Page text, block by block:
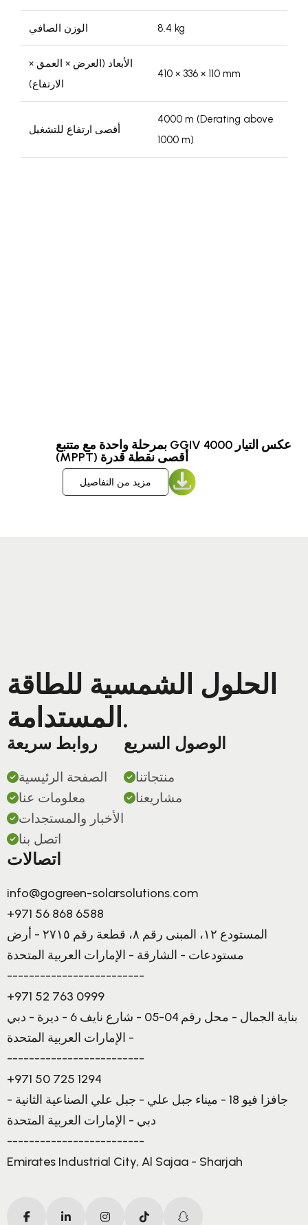
الوزن الصافي 8.4 kg
الأبعاد (العرض × العمق ×
الارتفاع)
410 × 336 × 110 mm
أقصى ارتفاع للتشغيل
4000 m (Derating above
1000 m)
عكس التيار GGIV 4000 بمرحلة واحدة مع متتبع
أقصى نقطة قدرة (MPPT)
مزيد من التفاصيل
الحلول الشمسية للطاقة
المستدامة.
روابط سريعة
الصفحة الرئيسية
معلومات عنا
الأخبار والمستجدات
اتصل بنا
الوصول السريع
منتجاتنا
مشاريعنا
اتصالات
info@gogreen-solarsolutions.com
+971 56 868 6588
المستودع ١٢، المبنى رقم ٨، قطعة رقم ٢٧١٥ - أرض
مستودعات - الشارقة - الإمارات العربية المتحدة
-------------------------
+971 52 763 0999
بناية الجمال - محل رقم 04-05 - شارع نايف 6 - ديرة - دبي
- الإمارات العربية المتحدة
-------------------------
+971 50 725 1294
جافزا فيو 18 - ميناء جبل علي - جبل علي الصناعية الثانية -
دبي - الإمارات العربية المتحدة
-------------------------
Emirates Industrial City, Al Sajaa - Sharjah